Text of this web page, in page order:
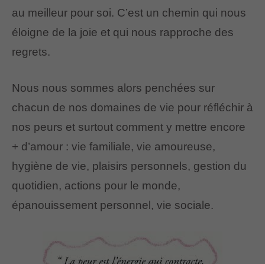
au meilleur pour soi. C’est un chemin qui nous
éloigne de la joie et qui nous rapproche des
regrets.
Nous nous sommes alors penchées sur
chacun de nos domaines de vie pour réfléchir à
nos peurs et surtout comment y mettre encore
+ d’amour : vie familiale, vie amoureuse,
hygiène de vie, plaisirs personnels, gestion du
quotidien, actions pour le monde,
épanouissement personnel, vie sociale.